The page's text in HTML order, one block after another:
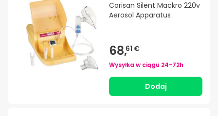
Corisan Silent Mackro 220v
Aerosol Apparatus
68,61 €
Wysyłka w ciągu 24-72h
Dodaj